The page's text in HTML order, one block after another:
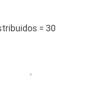
= 30